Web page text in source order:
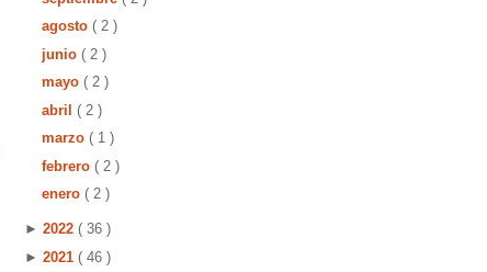
agosto ( 2 )
junio ( 2 )
mayo ( 2 )
abril ( 2 )
marzo ( 1 )
febrero ( 2 )
enero ( 2 )
► 2022 ( 36 )
► 2021 ( 46 )